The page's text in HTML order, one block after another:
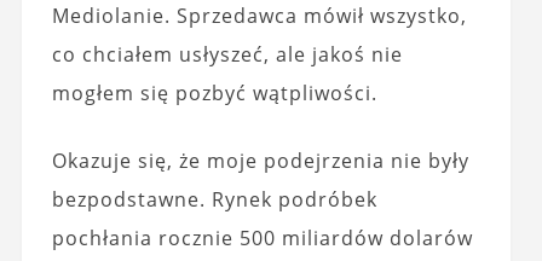
Mediolanie. Sprzedawca mówił wszystko,
co chciałem usłyszeć, ale jakoś nie
mogłem się pozbyć wątpliwości.
Okazuje się, że moje podejrzenia nie były
bezpodstawne. Rynek podróbek
pochłania rocznie 500 miliardów dolarów